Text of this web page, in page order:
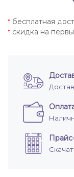
* бесплатная
* скидка на